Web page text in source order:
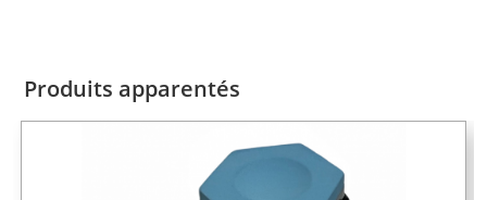
Produits apparentés